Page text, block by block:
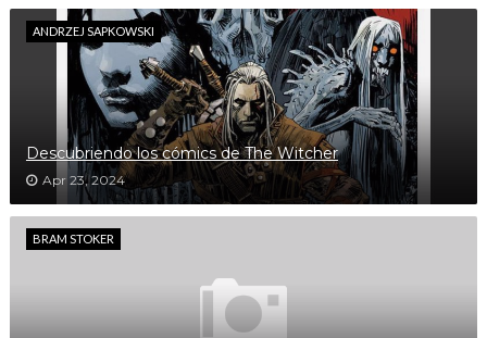
ANDRZEJ SAPKOWSKI
Descubriendo los cómics de The Witcher
Apr 23, 2024
BRAM STOKER